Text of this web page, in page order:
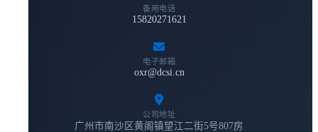
备用电话
15820271621
电子邮箱
oxr@dcsi.cn
公司地址
广州市南沙区黄阁镇望江二街5号807房